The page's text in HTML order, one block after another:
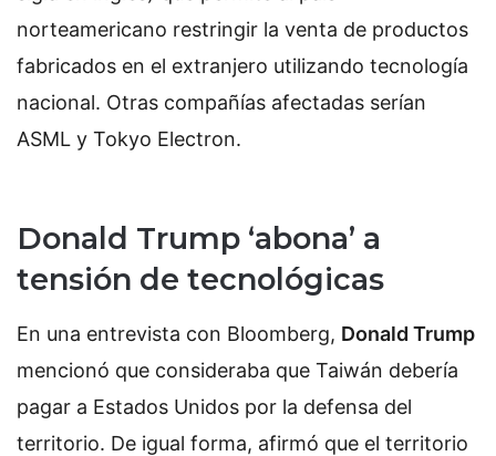
norteamericano restringir la venta de productos
fabricados en el extranjero utilizando tecnología
nacional. Otras compañías afectadas serían
ASML y Tokyo Electron.
Donald Trump ‘abona’ a
tensión de tecnológicas
En una entrevista con Bloomberg, Donald Trump
mencionó que consideraba que Taiwán debería
pagar a Estados Unidos por la defensa del
territorio. De igual forma, afirmó que el territorio